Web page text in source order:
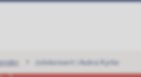
Julekonsert i Aukra Kyrke